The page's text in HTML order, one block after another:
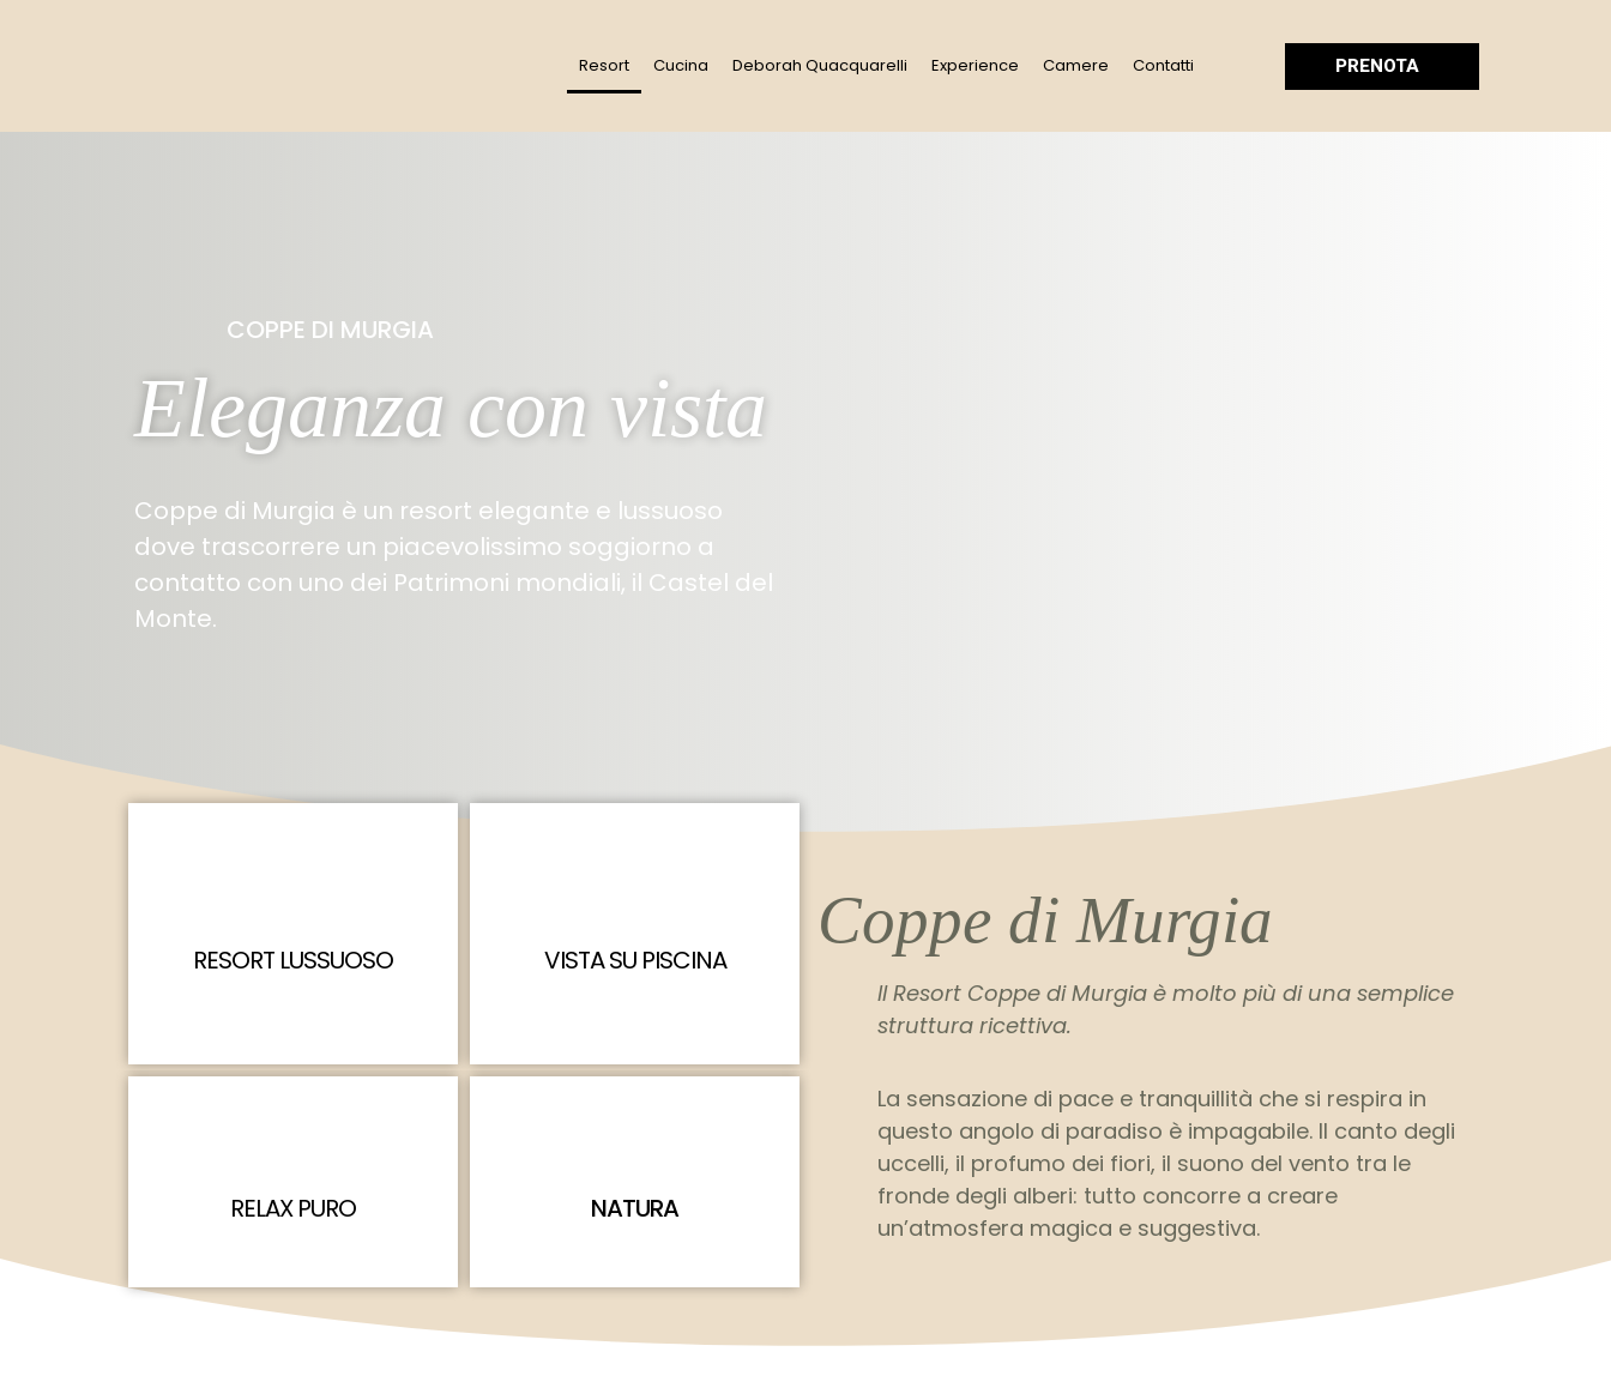
Resort Cucina Deborah Quacquarelli Experience Camere Contatti PRENOTA
COPPE DI MURGIA
Eleganza con vista
Coppe di Murgia è un resort elegante e lussuoso
dove trascorrere un piacevolissimo soggiorno a
contatto con uno dei Patrimoni mondiali, il Castel del
Monte.
RESORT LUSSUOSO VISTA SU PISCINA
Coppe di Murgia
Il Resort Coppe di Murgia è molto più di una semplice
struttura ricettiva.
RELAX PURO NATURA
La sensazione di pace e tranquillità che si respira in
questo angolo di paradiso è impagabile. Il canto degli
uccelli, il profumo dei fiori, il suono del vento tra le
fronde degli alberi: tutto concorre a creare
un’atmosfera magica e suggestiva.